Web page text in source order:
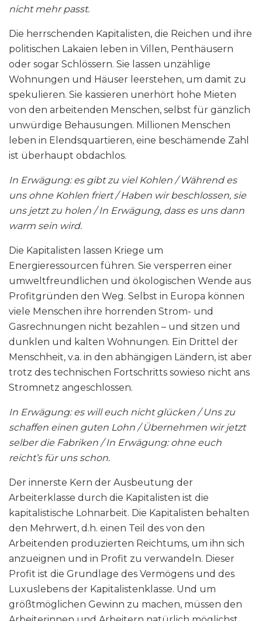
nicht mehr passt.
Die herrschenden Kapitalisten, die Reichen und ihre
politischen Lakaien leben in Villen, Penthäusern
oder sogar Schlössern. Sie lassen unzählige
Wohnungen und Häuser leerstehen, um damit zu
spekulieren. Sie kassieren unerhört hohe Mieten
von den arbeitenden Menschen, selbst für gänzlich
unwürdige Behausungen. Millionen Menschen
leben in Elendsquartieren, eine beschämende Zahl
ist überhaupt obdachlos.
In Erwägung: es gibt zu viel Kohlen / Während es
uns ohne Kohlen friert / Haben wir beschlossen, sie
uns jetzt zu holen / In Erwägung, dass es uns dann
warm sein wird.
Die Kapitalisten lassen Kriege um
Energieressourcen führen. Sie versperren einer
umweltfreundlichen und ökologischen Wende aus
Profitgründen den Weg. Selbst in Europa können
viele Menschen ihre horrenden Strom- und
Gasrechnungen nicht bezahlen – und sitzen und
dunklen und kalten Wohnungen. Ein Drittel der
Menschheit, v.a. in den abhängigen Ländern, ist aber
trotz des technischen Fortschritts sowieso nicht ans
Stromnetz angeschlossen.
In Erwägung: es will euch nicht glücken / Uns zu
schaffen einen guten Lohn / Übernehmen wir jetzt
selber die Fabriken / In Erwägung: ohne euch
reicht’s für uns schon.
Der innerste Kern der Ausbeutung der
Arbeiterklasse durch die Kapitalisten ist die
kapitalistische Lohnarbeit. Die Kapitalisten behalten
den Mehrwert, d.h. einen Teil des von den
Arbeitenden produzierten Reichtums, um ihn sich
anzueignen und in Profit zu verwandeln. Dieser
Profit ist die Grundlage des Vermögens und des
Luxuslebens der Kapitalistenklasse. Und um
größtmöglichen Gewinn zu machen, müssen den